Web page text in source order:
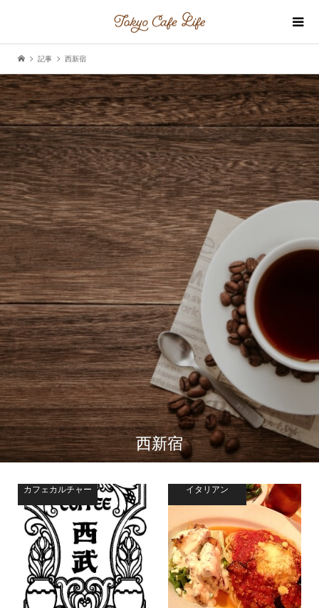
記事 西新宿
西新宿
カフェカルチャー イタリアン